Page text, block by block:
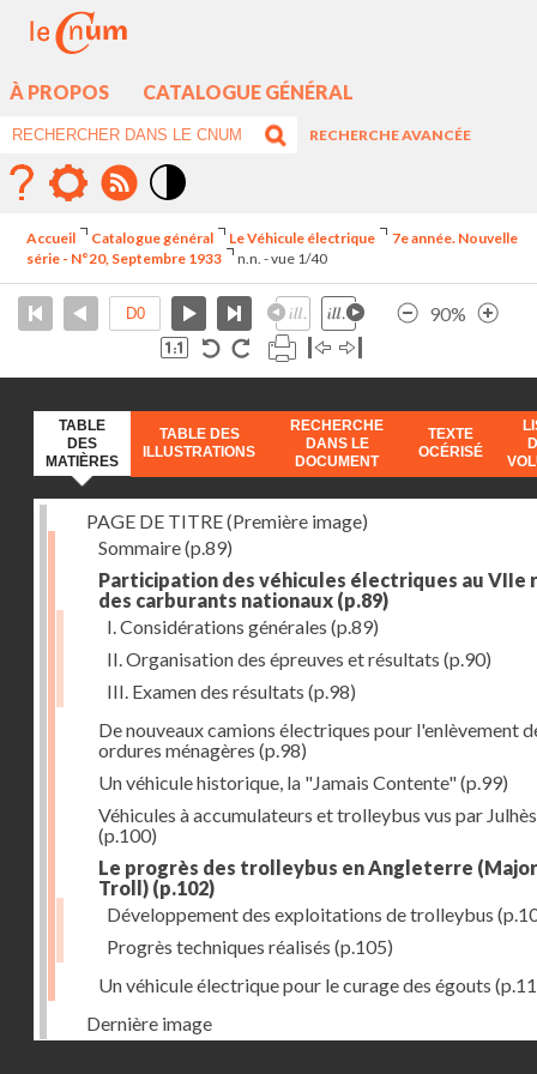
À PROPOS CATALOGUE GÉNÉRAL
RECHERCHE AVANCÉE
élévé
Accueil Catalogue général Le Véhicule électrique
7e année. Nouvelle
série - N°20, Septembre 1933
n.n. - vue 1/40
90%
TABLE
DES
MATIÈRES
TABLE DES
ILLUSTRATIONS
RECHERCHE
DANS LE
DOCUMENT
TEXTE
OCÉRISÉ
PAGE DE TITRE (Première image)
Sommaire(p.89)
Participation des véhicules électriques au VIIe
des carburants nationaux (p.89)
I. Considérations générales (p.89)
II. Organisation des épreuves et résultats (p.90)
III. Examen des résultats (p.98)
De nouveaux camions électriques pour l'enlèvement
ordures ménagères (p.98)
Un véhicule historique, la "Jamais Contente"(p.99)
Véhicules à accumulateurs et trolleybus vus par Julhès
(p.100)
Le progrès des trolleybus en Angleterre (Major
Troll) (p.102)
Développement des exploitations de trolleybus
Progrès techniques réalisés (p.105)
Un véhicule électrique pour le curage des égouts
Dernière image